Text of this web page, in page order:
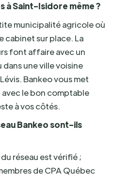
à Saint-Isidore même ?
municipalité agricole où
cabinet sur place. La
font affaire avec un
une ville voisine
Bankeo vous met
le bon comptable
à vos côtés.
Bankeo sont-ils
réseau est vérifié ;
de CPA Québec